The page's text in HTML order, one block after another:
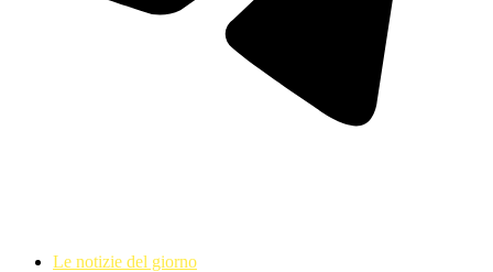
Le notizie del giorno